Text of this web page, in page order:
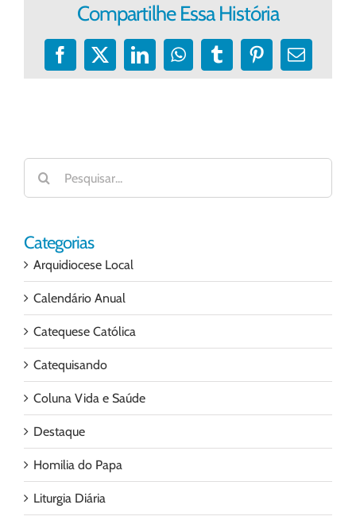
Compartilhe Essa História
Facebook
X LinkedInWhatsApp
TumblrPinterest
E-
Buscar
resultados
para:
Categorias
Arquidiocese Local
Calendário Anual
Catequese Católica
Catequisando
Coluna Vida e Saúde
Destaque
Homilia do Papa
Liturgia Diária